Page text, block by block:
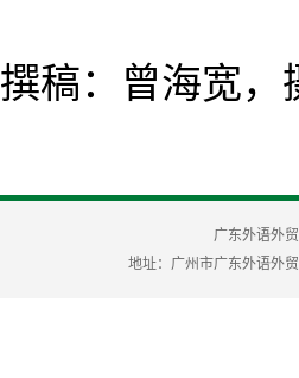
撰稿：曾海宽，
广东外语外
地址：广州市广东外语外